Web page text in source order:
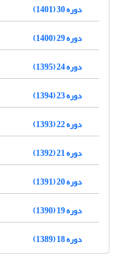
دوره 30 (1401)
دوره 29 (1400)
دوره 24 (1395)
دوره 23 (1394)
دوره 22 (1393)
دوره 21 (1392)
دوره 20 (1391)
دوره 19 (1390)
دوره 18 (1389)